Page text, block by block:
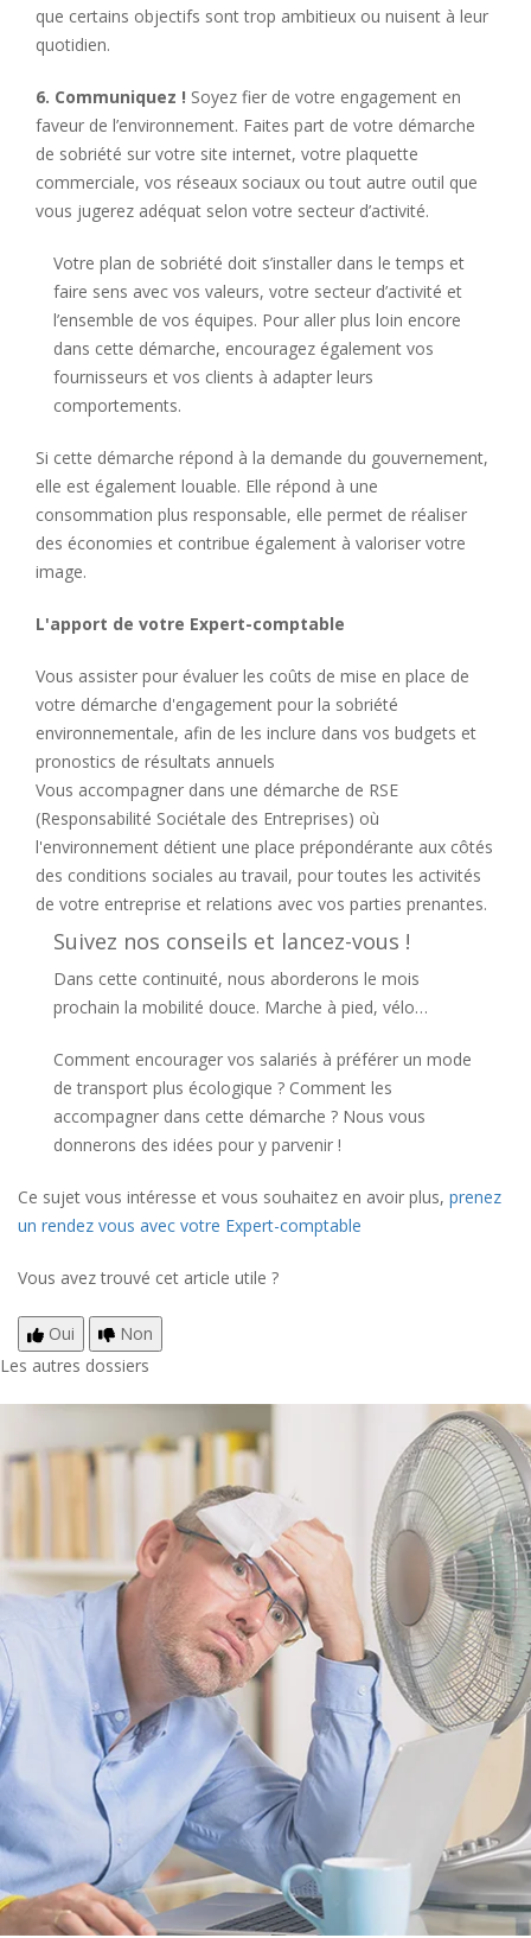
que certains objectifs sont trop ambitieux ou nuisent à leur
quotidien.
6. Communiquez ! Soyez fier de votre engagement en
faveur de l’environnement. Faites part de votre démarche
de sobriété sur votre site internet, votre plaquette
commerciale, vos réseaux sociaux ou tout autre outil que
vous jugerez adéquat selon votre secteur d’activité.
Votre plan de sobriété doit s’installer dans le temps et
faire sens avec vos valeurs, votre secteur d’activité et
l’ensemble de vos équipes. Pour aller plus loin encore
dans cette démarche, encouragez également vos
fournisseurs et vos clients à adapter leurs
comportements.
Si cette démarche répond à la demande du gouvernement,
elle est également louable. Elle répond à une
consommation plus responsable, elle permet de réaliser
des économies et contribue également à valoriser votre
image.
L'apport de votre Expert-comptable
Vous assister pour évaluer les coûts de mise en place de
votre démarche d'engagement pour la sobriété
environnementale, afin de les inclure dans vos budgets et
pronostics de résultats annuels
Vous accompagner dans une démarche de RSE
(Responsabilité Sociétale des Entreprises) où
l'environnement détient une place prépondérante aux côtés
des conditions sociales au travail, pour toutes les activités
de votre entreprise et relations avec vos parties prenantes.
Suivez nos conseils et lancez-vous !
Dans cette continuité, nous aborderons le mois
prochain la mobilité douce. Marche à pied, vélo…
Comment encourager vos salariés à préférer un mode
de transport plus écologique ? Comment les
accompagner dans cette démarche ? Nous vous
donnerons des idées pour y parvenir !
Ce sujet vous intéresse et vous souhaitez en avoir plus, prenez
un rendez vous avec votre Expert-comptable
Vous avez trouvé cet article utile ?
Oui
Non
Les autres dossiers